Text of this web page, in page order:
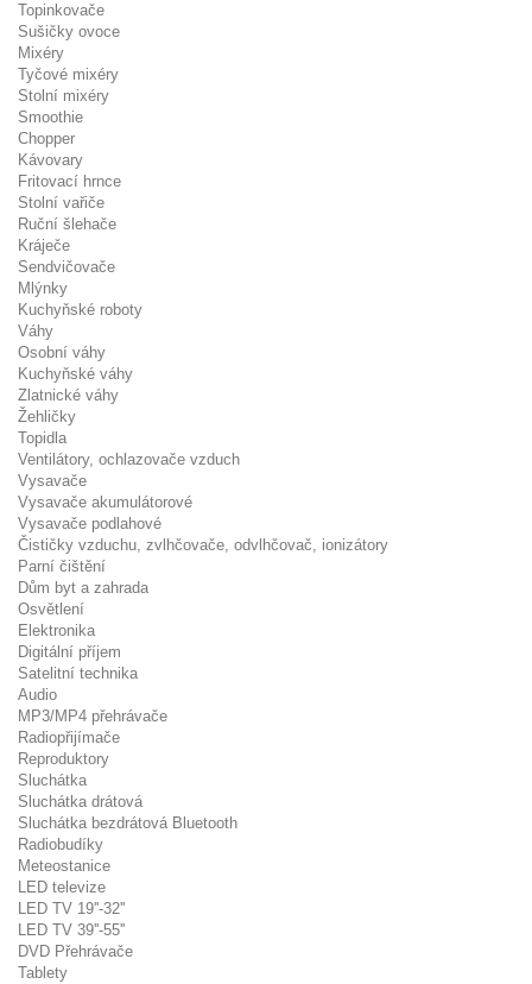
Topinkovače
Sušičky ovoce
Mixéry
Tyčové mixéry
Stolní mixéry
Smoothie
Chopper
Kávovary
Fritovací hrnce
Stolní vařiče
Ruční šlehače
Kráječe
Sendvičovače
Mlýnky
Kuchyňské roboty
Váhy
Osobní váhy
Kuchyňské váhy
Zlatnické váhy
Žehličky
Topidla
Ventilátory, ochlazovače vzduch
Vysavače
Vysavače akumulátorové
Vysavače podlahové
Čističky vzduchu, zvlhčovače, odvlhčovač, ionizátory
Parní čištění
Dům byt a zahrada
Osvětlení
Elektronika
Digitální příjem
Satelitní technika
Audio
MP3/MP4 přehrávače
Radiopřijímače
Reproduktory
Sluchátka
Sluchátka drátová
Sluchátka bezdrátová Bluetooth
Radiobudíky
Meteostanice
LED televize
LED TV 19''-32''
LED TV 39''-55''
DVD Přehrávače
Tablety